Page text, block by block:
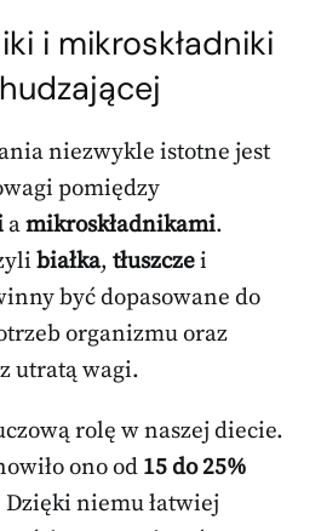
i mikroskładniki
niezwykle istotne jest
pomiędzy
amikroskładnikami.
białka, tłuszczei
być dopasowane do
organizmu oraz
utratą wagi.
rolę w naszej diecie.
ono od 15 do 25%
niemu łatwiej